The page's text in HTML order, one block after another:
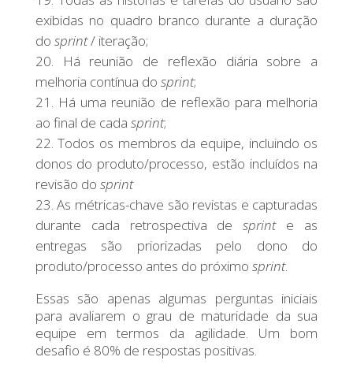
exibidas no quadro branco durante a duração
do sprint/ iteração;
Há reunião de reflexão diária sobre a
melhoria contínua do sprint;
Há uma reunião de reflexão para melhoria
ao final de cada sprint;
Todos os membros da equipe, incluindo os
donos do produto/processo, estão incluídos na
revisão do sprint
As métricas-chave são revistas e capturadas
durante cada retrospectiva desprinte as
entregas são priorizadas pelo dono do
produto/processo antes do próximo sprint.
Essas são apenas algumas perguntas iniciais
para avaliarem o grau de maturidade da sua
equipe em termos da agilidade. Um bom
desafio é 80% de respostas positivas.